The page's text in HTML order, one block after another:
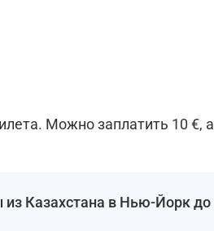
Можно заплатить 10 €, а
Казахстана в Нью-Йорк до